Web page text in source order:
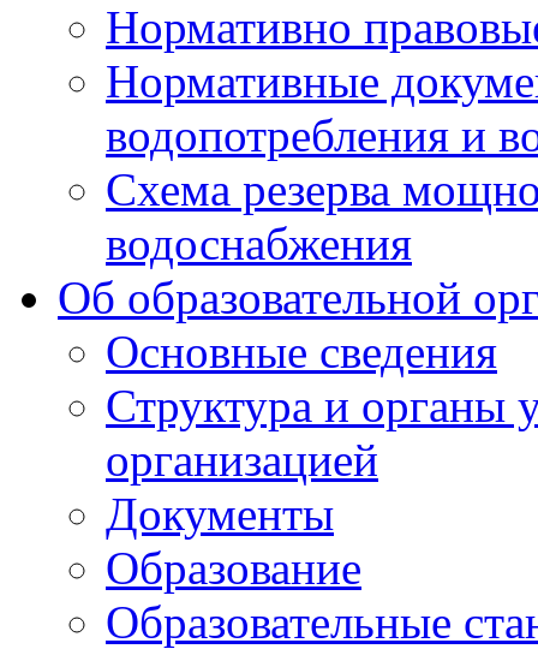
Нормативно
Нормативные
водопотребления и
Схема резерва
водоснабжения
Об образовательной
Основные сведения
Структура и органы
организацией
Документы
Образование
Образовательные